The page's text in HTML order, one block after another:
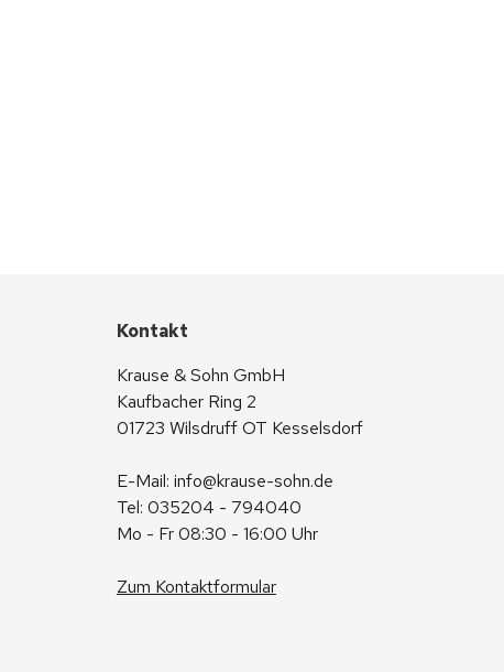
Kontakt
Krause & Sohn GmbH
Kaufbacher Ring 2
01723 Wilsdruff OT Kesselsdorf
E-Mail: info@krause-sohn.de
Tel: 035204 - 794040
Mo - Fr 08:30 - 16:00 Uhr
Zum Kontaktformular